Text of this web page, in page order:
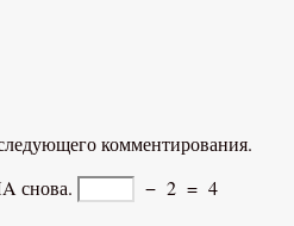
комментирования.
снова.
− 2 = 4